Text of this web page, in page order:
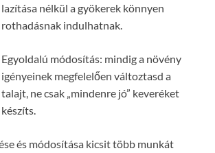
lazítása nélkül a gyökerek könnyen
rothadásnak indulhatnak.
Egyoldalú módosítás: mindig a növény
igényeinek megfelelően változtasd a
talajt, ne csak „mindenre jó” keveréket
készíts.
és módosítása kicsit több munkát